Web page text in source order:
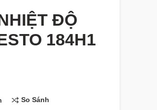
ĐỘ
184H1
So Sánh